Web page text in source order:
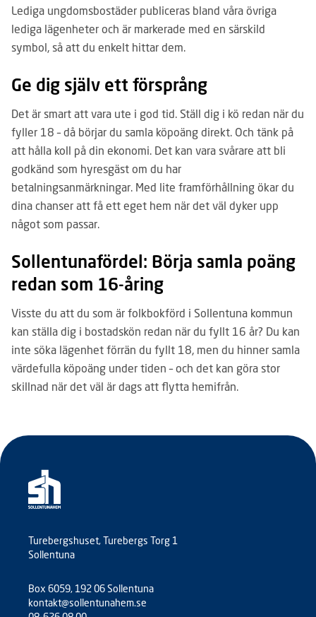
Lediga ungdomsbostäder publiceras bland våra övriga
lediga lägenheter och är markerade med en särskild
symbol, så att du enkelt hittar dem.
Ge dig själv ett försprång
Det är smart att vara ute i god tid. Ställ dig i kö redan när du
fyller 18 – då börjar du samla köpoäng direkt. Och tänk på
att hålla koll på din ekonomi. Det kan vara svårare att bli
godkänd som hyresgäst om du har
betalningsanmärkningar. Med lite framförhållning ökar du
dina chanser att få ett eget hem när det väl dyker upp
något som passar.
Sollentunafördel: Börja samla poäng
redan som 16-åring
Visste du att du som är folkbokförd i Sollentuna kommun
kan ställa dig i bostadskön redan när du fyllt 16 år? Du kan
inte söka lägenhet förrän du fyllt 18, men du hinner samla
värdefulla köpoäng under tiden – och det kan göra stor
skillnad när det väl är dags att flytta hemifrån.
Turebergshuset, Turebergs Torg 1
Sollentuna
Box 6059, 192 06 Sollentuna
kontakt@sollentunahem.se